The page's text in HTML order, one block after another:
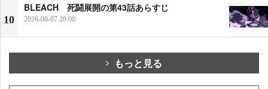
10
BLEACH 死闘展開の第43話あらすじ
2026-08-07 20:00
もっと見る